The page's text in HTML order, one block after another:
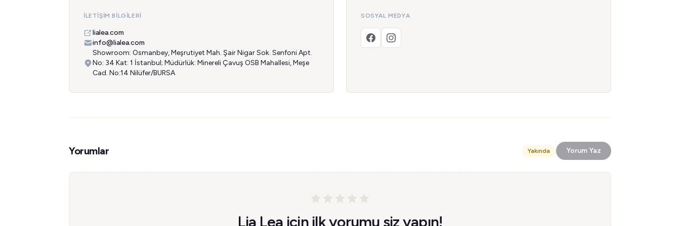
İLETIŞIM BILGILERI
lialea.com
info@lialea.com
Showroom: Osmanbey, Meşrutiyet Mah. Şair Nigar Sok. Senfoni Apt.
No: 34 Kat: 1 İstanbul; Müdürlük: Minereli Çavuş OSB Mahallesi, Meşe
Cad. No:14 Nilüfer/BURSA
SOSYAL MEDYA
Yorumlar Yakında Yorum Yaz
Lia Lea için ilk yorumu siz yapın!